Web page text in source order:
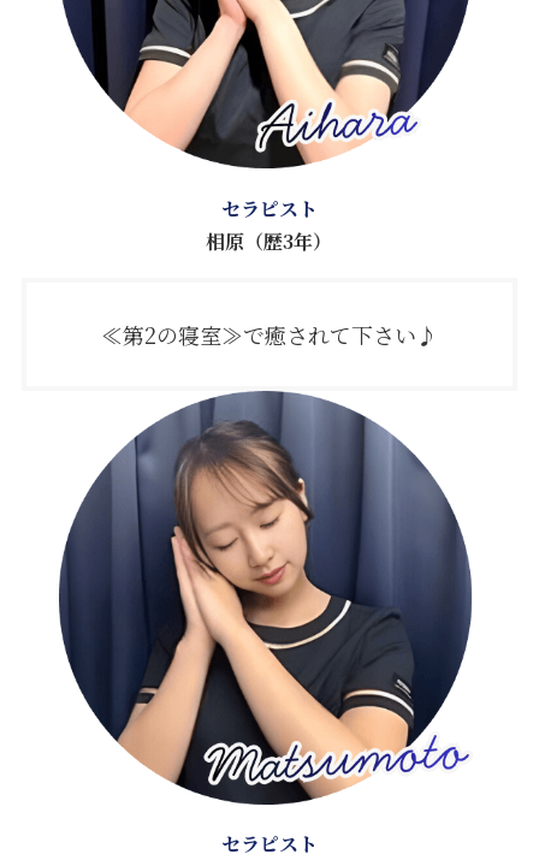
セラピスト
相原（歴3年）
≪第2の寝室≫で癒されて下さい♪
セラピスト